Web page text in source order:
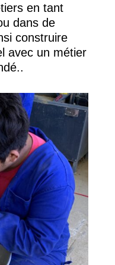
en tant
dans de
construire
avec un métier